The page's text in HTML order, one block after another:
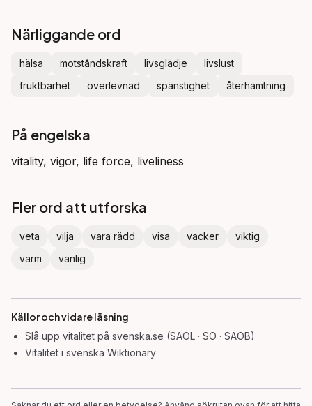
Närliggande ord
hälsa motståndskraft livsglädje
livslust
fruktbarhet
överlevnad spänstighet återhämtning
På engelska
vitality, vigor, life force, liveliness
Fler ord att utforska
veta vilja vara rädd visa vacker
viktig
varm
vänlig
Källor och vidare läsning
Slå upp vitalitet på svenska.se (SAOL · SO · SAOB)
Vitalitet i svenska Wiktionary